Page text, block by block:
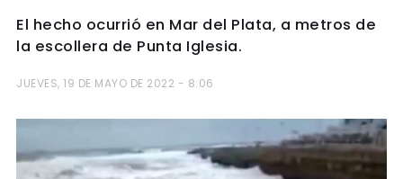
El hecho ocurrió en Mar del Plata, a metros de
la escollera de Punta Iglesia.
JUEVES, 19 DE MAYO DE 2022 - 8:06